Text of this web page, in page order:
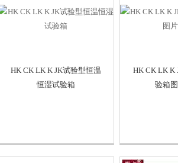
HK CK LK K JK试验型恒温
恒湿试验箱
HK CK LK K
验箱